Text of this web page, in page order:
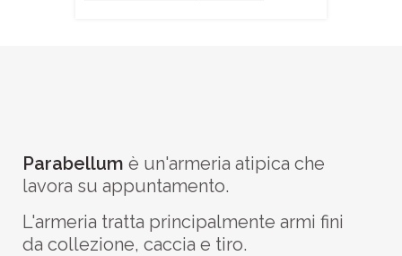
Parabellum è un'armeria atipica che
lavora su appuntamento.
L'armeria tratta principalmente armi fini
da collezione, caccia e tiro.